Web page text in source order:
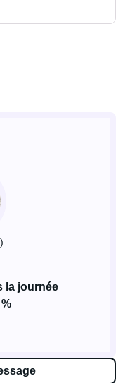
la journée